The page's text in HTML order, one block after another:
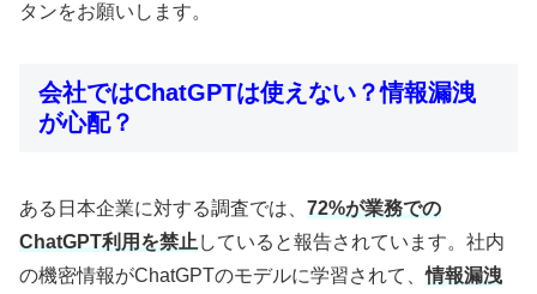
タンをお願いします。
会社ではChatGPTは使えない？情報漏洩
が心配？
ある日本企業に対する調査では、 72%が業務での
ChatGPT利用を禁止 していると報告されています。社内
の機密情報がChatGPTのモデルに学習されて、情報漏洩